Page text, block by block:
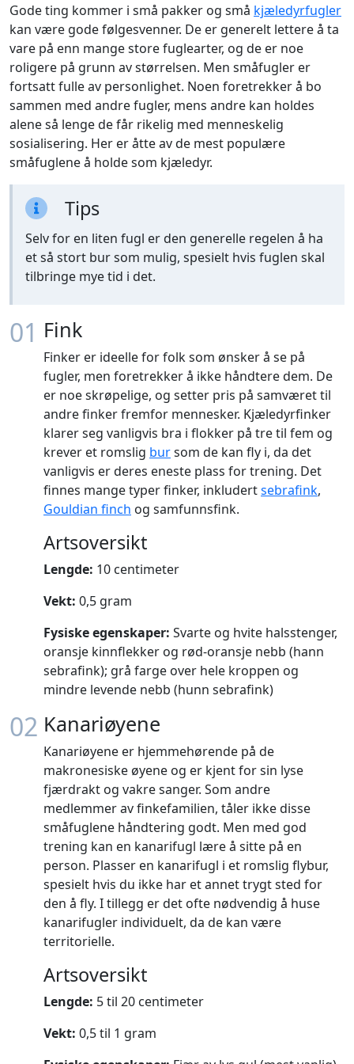
Gode ting kommer i små pakker og små kjæledyrfugler
kan være gode følgesvenner. De er generelt lettere å ta
vare på enn mange store fuglearter, og de er noe
roligere på grunn av størrelsen. Men småfugler er
fortsatt fulle av personlighet. Noen foretrekker å bo
sammen med andre fugler, mens andre kan holdes
alene så lenge de får rikelig med menneskelig
sosialisering. Her er åtte av de mest populære
småfuglene å holde som kjæledyr.
Tips
Selv for en liten fugl er den generelle regelen å ha
et så stort bur som mulig, spesielt hvis fuglen skal
tilbringe mye tid i det.
01 Fink
Finker er ideelle for folk som ønsker å se på
fugler, men foretrekker å ikke håndtere dem. De
er noe skrøpelige, og setter pris på samværet til
andre finker fremfor mennesker. Kjæledyrfinker
klarer seg vanligvis bra i flokker på tre til fem og
krever et romslig bursom de kan fly i, da det
vanligvis er deres eneste plass for trening. Det
finnes mange typer finker, inkludertsebrafink,
Gouldian finch og samfunnsfink.
Artsoversikt
Lengde: 10 centimeter
Vekt: 0,5 gram
Fysiske egenskaper: Svarte og hvite halsstenger,
oransje kinnflekker og rød-oransje nebb (hann
sebrafink); grå farge over hele kroppen og
mindre levende nebb (hunn sebrafink)
02 Kanariøyene
Kanariøyene er hjemmehørende på de
makronesiske øyene og er kjent for sin lyse
fjærdrakt og vakre sanger. Som andre
medlemmer av finkefamilien, tåler ikke disse
småfuglene håndtering godt. Men med god
trening kan en kanarifugl lære å sitte på en
person. Plasser en kanarifugl i et romslig flybur,
spesielt hvis du ikke har et annet trygt sted for
den å fly. I tillegg er det ofte nødvendig å huse
kanarifugler individuelt, da de kan være
territorielle.
Artsoversikt
Lengde: 5 til 20 centimeter
Vekt: 0,5 til 1 gram